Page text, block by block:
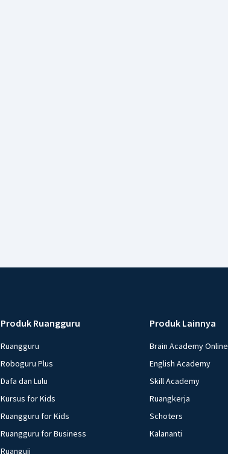
Produk Ruangguru
Ruangguru
Roboguru Plus
Dafa dan Lulu
Kursus for Kids
Ruangguru for Kids
Ruangguru for Business
Ruanguji
Produk Lainnya
Brain Academy Online
English Academy
Skill Academy
Ruangkerja
Schoters
Kalananti